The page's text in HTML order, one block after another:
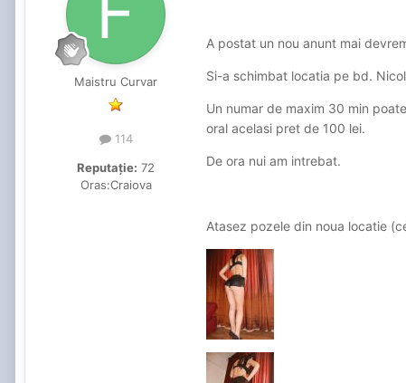
Maistru Curvar
114
Reputație: 72
Oras:Craiova
A postat un nou anunt mai
Si-a schimbat locatia pe bd.
Un numar de maxim 30 min
oral acelasi pret de 100 lei.
De ora nui am intrebat.
Atasez pozele din noua locatie